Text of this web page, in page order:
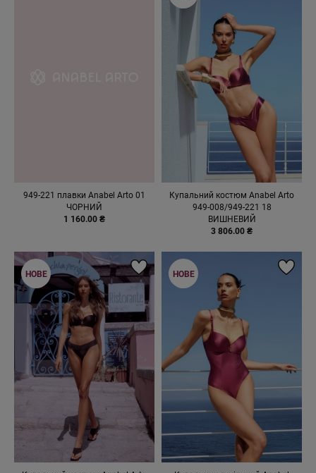
949-221 плавки Anabel Arto 01
ЧОРНИЙ
1 160.00 ₴
Купальний костюм Anabel Arto
949-008/949-221 18
ВИШНЕВИЙ
3 806.00 ₴
НОВЕ НОВЕ